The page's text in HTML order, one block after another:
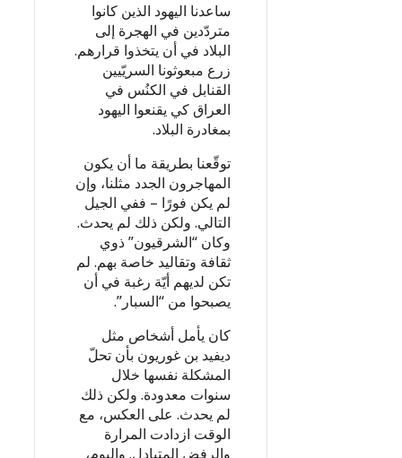
ساعدنا اليهود الذين كانوا
متردّدين في الهجرة إلى
البلاد في أن يتخذوا قرارهم.
زرع مبعوثونا السريّيين
القنابل في الكنُس في
العراق كي يقنعوا اليهود
بمغادرة البلاد.
توقّعنا بطريقة ما أن يكون
المهاجرون الجدد مثلنا، وإن
لم يكن فورًا – ففي الجيل
التالي. ولكن ذلك لم يحدث.
وكان “الشرقيون” ذوي
ثقافة وتقاليد خاصة بهم. لم
تكن لديهم أيّة رغبة في أن
يصبحوا من “السبار”.
كان يأمل أشخاص مثل
ديفيد بن غوريون بأن تحلّ
المشكلة نفسها خلال
سنوات معدودة. ولكن ذلك
لم يحدث. على العكس، مع
الوقت ازدادت المرارة
والرفض المتبادل. واليوم،